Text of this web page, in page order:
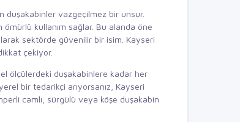
duşakabinler vazgeçilmez bir unsur.
kullanım sağlar. Bu alanda öne
sektörde güvenilir bir isim. Kayseri
çekiyor.
ölçülerdeki duşakabinlere kadar her
bir tedarikçi arıyorsanız, Kayseri
camlı, sürgülü veya köşe duşakabin